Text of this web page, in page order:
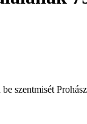
szentmisét